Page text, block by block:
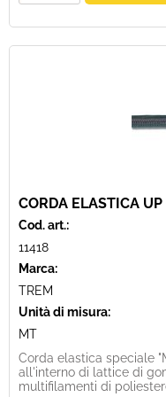
CORDA ELASTICA
Cod. art.:
11418
Marca:
TREM
Unità di misura:
MT
Corda elastica speciale
all'interno di lattice di
multifilamenti di